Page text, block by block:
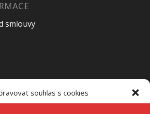
souhlas s cookies
smlouvy
7:00 – 15:00